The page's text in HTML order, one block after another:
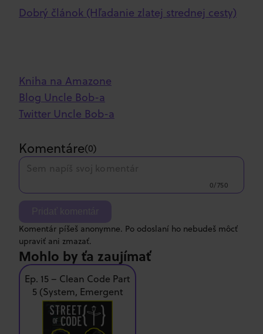
Dobrý článok (Hľadanie zlatej strednej cesty)
Kniha na Amazone
Blog Uncle Bob-a
Twitter Uncle Bob-a
Komentáre(0)
0/750
Komentár píšeš anonymne. Po odoslaní ho nebudeš môcť
upraviť ani zmazať.
Mohlo by ťa zaujímať
Ep. 15 – Clean Code Part
5 (System, Emergent
Design)